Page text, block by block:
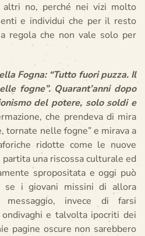
no, perché nei vizi molto
e individui che per il resto
regola che non vale solo per
Fogna: “Tutto fuori puzza. Il
fogne”. Quarant’anni dopo
del potere, solo soldi e
che prendeva di mira
tornate nelle fogne” e mirava a
ridotte come le nuove
una riscossa culturale ed
spropositata e oggi può
se i giovani missini di allora
messaggio, invece di farsi
e talvolta ipocriti dei
pagine oscure non sarebbero